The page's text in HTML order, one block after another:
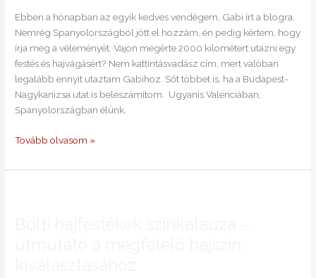
Ebben a hónapban az egyik kedves vendégem, Gabi írt a blogra.
Nemrég Spanyolországból jött el hozzám, én pedig kértem, hogy
írja meg a véleményét. Vajon megérte 2000 kilométert utazni egy
festés és hajvágásért? Nem kattintásvadász cím, mert valóban
legalább ennyit utaztam Gabihoz. Sőt többet is, ha a Budapest-
Nagykanizsa utat is beleszámítom. Ugyanis Valenciában,
Spanyolországban élünk,
megérte?
Tovább olvasom »